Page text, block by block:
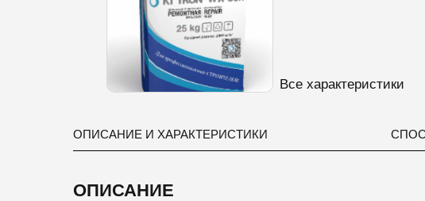
Все характеристики
ОПИСАНИЕ И ХАРАКТЕРИСТИКИ
ОПИСАНИЕ